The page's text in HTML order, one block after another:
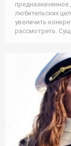
любительских
увеличить
рассмотреть.